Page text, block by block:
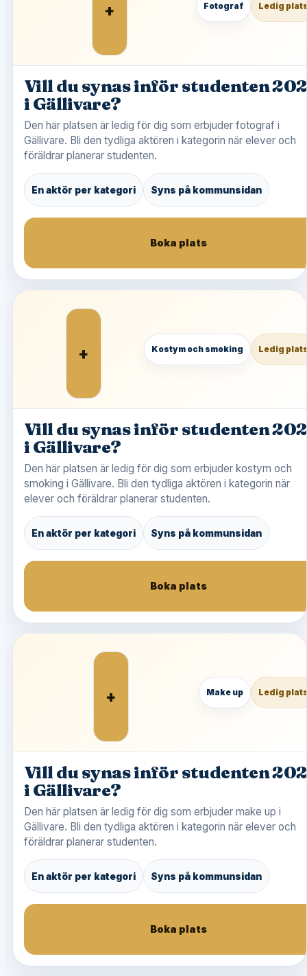
+ Fotograf Ledig
Vill du synas inför studenten
i Gällivare?
Den här platsen är ledig för dig som erbjuder fotograf i
Gällivare. Bli den tydliga aktören i kategorin när elever och
föräldrar planerar studenten.
En aktör per kategori Syns på kommunsidan
Boka plats
+ Kostym och smoking Ledig
Vill du synas inför studenten
i Gällivare?
Den här platsen är ledig för dig som erbjuder kostym och
smoking i Gällivare. Bli den tydliga aktören i kategorin när
elever och föräldrar planerar studenten.
En aktör per kategori Syns på kommunsidan
Boka plats
+ Make up Ledig
Vill du synas inför studenten
i Gällivare?
Den här platsen är ledig för dig som erbjuder make up i
Gällivare. Bli den tydliga aktören i kategorin när elever och
föräldrar planerar studenten.
En aktör per kategori Syns på kommunsidan
Boka plats